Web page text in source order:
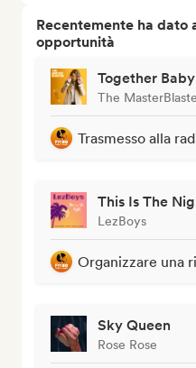
Recentemente ha dato
opportunità
Together Baby
The
Trasmesso alla
This Is The
LezBoys
Organizzare una
Sky Queen
Rose Rose